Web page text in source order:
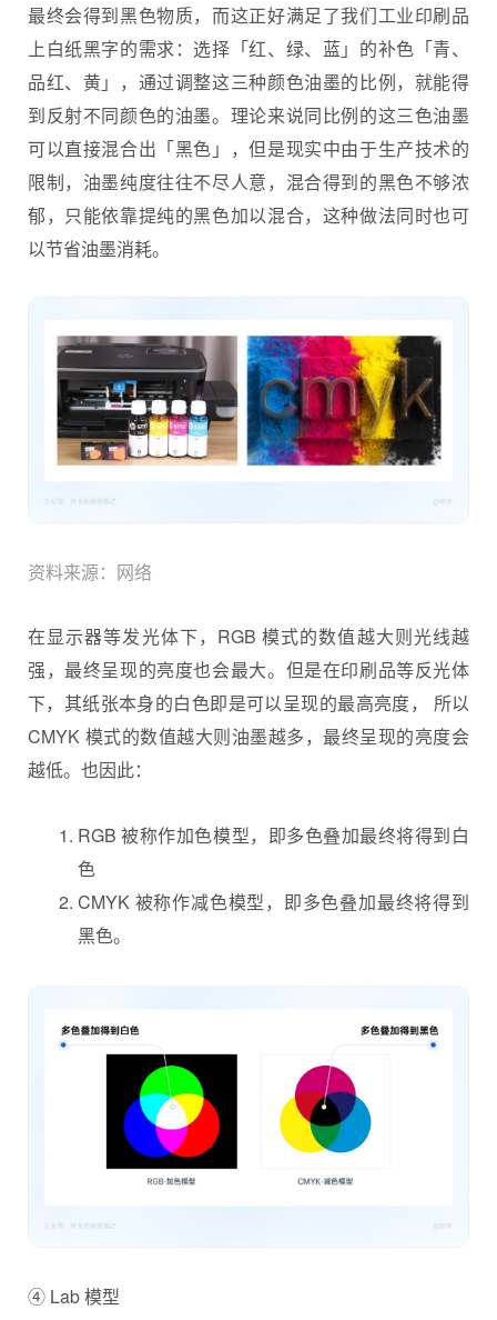
最终会得到黑色物质，而这正好满足了我们工业印刷品
上白纸黑字的需求：选择「红、绿、蓝」的补色「青、
品红、黄」，通过调整这三种颜色油墨的比例，就能得
到反射不同颜色的油墨。理论来说同比例的这三色油墨
可以直接混合出「黑色」，但是现实中由于生产技术的
限制，油墨纯度往往不尽人意，混合得到的黑色不够浓
郁，只能依靠提纯的黑色加以混合，这种做法同时也可
以节省油墨消耗。
资料来源：网络
在显示器等发光体下，RGB 模式的数值越大则光线越
强，最终呈现的亮度也会最大。但是在印刷品等反光体
下，其纸张本身的白色即是可以呈现的最高亮度， 所以
CMYK 模式的数值越大则油墨越多，最终呈现的亮度会
越低。也因此：
RGB 被称作加色模型，即多色叠加最终将得到白
色
CMYK 被称作减色模型，即多色叠加最终将得到
黑色。
④ Lab 模型